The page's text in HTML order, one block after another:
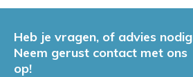
Heb je vragen, of advies
Neem gerust contact met ons
op!